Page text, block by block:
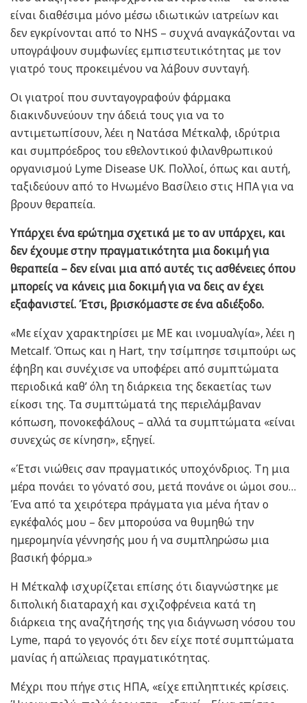
είναι διαθέσιμα μόνο μέσω ιδιωτικών ιατρείων και
δεν εγκρίνονται από το NHS – συχνά αναγκάζονται να
υπογράψουν συμφωνίες εμπιστευτικότητας με τον
γιατρό τους προκειμένου να λάβουν συνταγή.
Οι γιατροί που συνταγογραφούν φάρμακα
διακινδυνεύουν την άδειά τους για να το
αντιμετωπίσουν, λέει η Νατάσα Μέτκαλφ, ιδρύτρια
και συμπρόεδρος του εθελοντικού φιλανθρωπικού
οργανισμού Lyme Disease UK. Πολλοί, όπως και αυτή,
ταξιδεύουν από το Ηνωμένο Βασίλειο στις ΗΠΑ για να
βρουν θεραπεία.
Υπάρχει ένα ερώτημα σχετικά με το αν υπάρχει, και
δεν έχουμε στην πραγματικότητα μια δοκιμή για
θεραπεία – δεν είναι μια από αυτές τις ασθένειες όπου
μπορείς να κάνεις μια δοκιμή για να δεις αν έχει
εξαφανιστεί. Έτσι, βρισκόμαστε σε ένα αδιέξοδο.
«Με είχαν χαρακτηρίσει με ME και ινομυαλγία», λέει η
Metcalf. Όπως και η Hart, την τσίμπησε τσιμπούρι ως
έφηβη και συνέχισε να υποφέρει από συμπτώματα
περιοδικά καθ’ όλη τη διάρκεια της δεκαετίας των
είκοσι της. Τα συμπτώματά της περιελάμβαναν
κόπωση, πονοκεφάλους – αλλά τα συμπτώματα «είναι
συνεχώς σε κίνηση», εξηγεί.
«Έτσι νιώθεις σαν πραγματικός υποχόνδριος. Τη μια
μέρα πονάει το γόνατό σου, μετά πονάνε οι ώμοι σου…
Ένα από τα χειρότερα πράγματα για μένα ήταν ο
εγκέφαλός μου – δεν μπορούσα να θυμηθώ την
ημερομηνία γέννησής μου ή να συμπληρώσω μια
βασική φόρμα.»
Η Μέτκαλφ ισχυρίζεται επίσης ότι διαγνώστηκε με
διπολική διαταραχή και σχιζοφρένεια κατά τη
διάρκεια της αναζήτησής της για διάγνωση νόσου του
Lyme, παρά το γεγονός ότι δεν είχε ποτέ συμπτώματα
μανίας ή απώλειας πραγματικότητας.
Μέχρι που πήγε στις ΗΠΑ, «είχε επιληπτικές κρίσεις.